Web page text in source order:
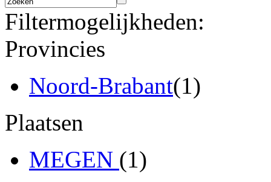
Filtermogelijkheden:
Provincies
Noord-Brabant(1)
Plaatsen
MEGEN (1)